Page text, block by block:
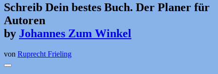
Schreib Dein bestes Buch. Der Planer für
Autoren
by Johannes Zum Winkel
von Ruprecht Frieling